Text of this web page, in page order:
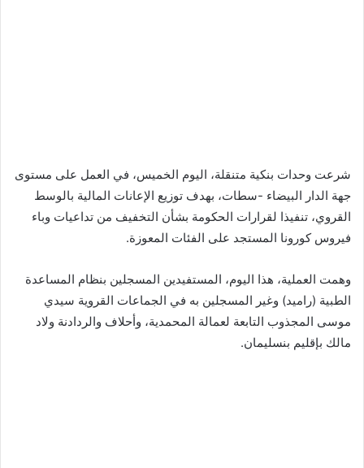
شرعت وحدات بنكية متنقلة، اليوم الخميس، في العمل على مستوى
جهة الدار البيضاء -سطات، بهدف توزيع الإعانات المالية بالوسط
القروي، تنفيذا لقرارات الحكومة بشأن التخفيف من تداعيات وباء
فيروس كورونا المستجد على الفئات المعوزة.
وهمت العملية، هذا اليوم، المستفيدين المسجلين بنظام المساعدة
الطبية (راميد) وغير المسجلين به في الجماعات القروية سيدي
موسى المجذوب التابعة لعمالة المحمدية، وأحلاف والردادنة ولاد
مالك بإقليم بنسليمان.